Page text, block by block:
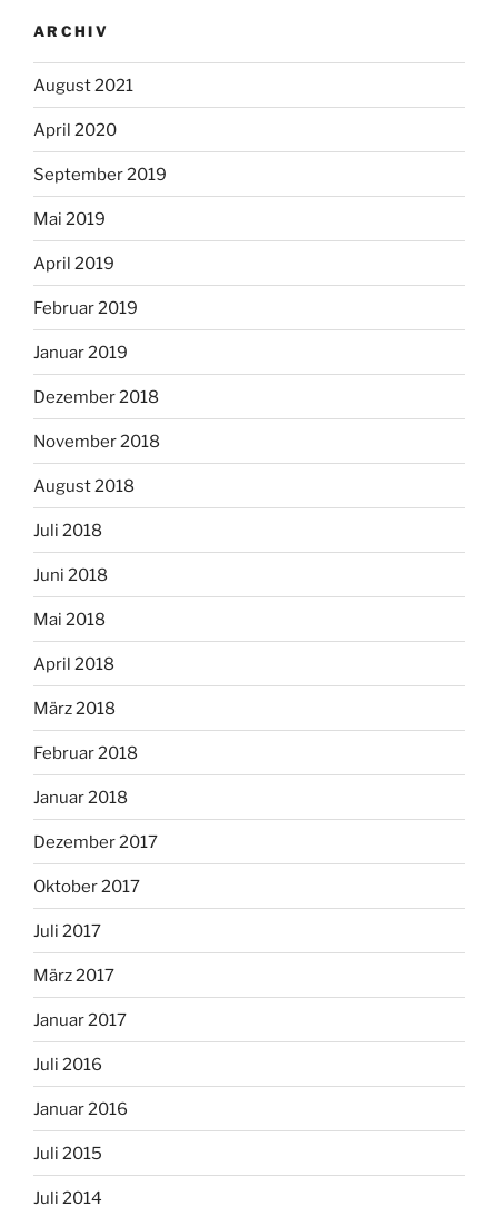
ARCHIV
August 2021
April 2020
September 2019
Mai 2019
April 2019
Februar 2019
Januar 2019
Dezember 2018
November 2018
August 2018
Juli 2018
Juni 2018
Mai 2018
April 2018
März 2018
Februar 2018
Januar 2018
Dezember 2017
Oktober 2017
Juli 2017
März 2017
Januar 2017
Juli 2016
Januar 2016
Juli 2015
Juli 2014